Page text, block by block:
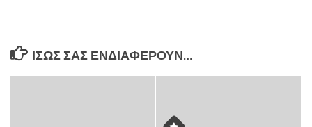
ΊΣΩΣ ΣΑΣ ΕΝΔΙΑΦΈΡΟΥΝ…